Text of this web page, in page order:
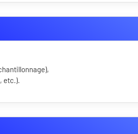
etc.).